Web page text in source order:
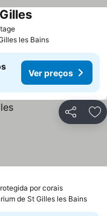
les Bains
Ver preços
Partilhar
por corais
de St Gilles les Bains